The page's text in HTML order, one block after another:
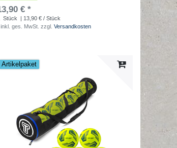
€ *
Stück
| 13,90 € / Stück
inkl. ges. MwSt. zzgl. Versandkosten
Artikelpaket